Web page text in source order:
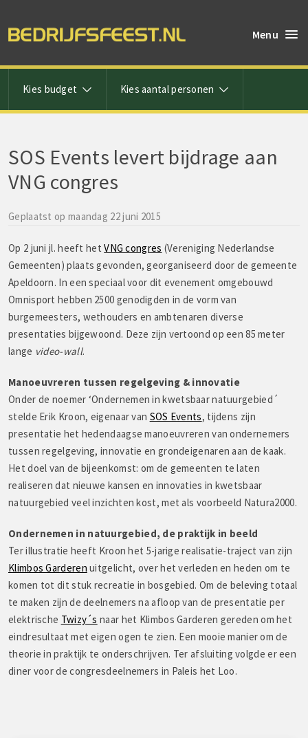
Menu
Kies budget Kies aantal personen
SOS Events levert bijdrage aan
VNG congres
Geplaatst op maandag 22 juni 2015
Op 2 juni jl. heeft hetVNG congres (Vereniging Nederlandse
Gemeenten) plaats gevonden, georganiseerd door de gemeente
Apeldoorn. In een speciaal voor dit evenement omgebouwd
Omnisport hebben 2500 genodigden in de vorm van
burgemeesters, wethouders en ambtenaren diverse
presentaties bijgewoond. Deze zijn vertoond op een 85 meter
lange video-wall.
Manoeuvreren tussen regelgeving & innovatie
Onder de noemer ‘Ondernemen in kwetsbaar natuurgebied´
stelde Erik Kroon, eigenaar van SOS Events, tijdens zijn
presentatie het hedendaagse manoeuvreren van ondernemers
tussen regelgeving, innovatie en grondeigenaren aan de kaak.
Het doel van de bijeenkomst: om de gemeenten te laten
realiseren dat nieuwe kansen en innovaties in kwetsbaar
natuurgebied veel inzichten kost, met als voorbeeld Natura2000.
Ondernemen in natuurgebied, de praktijk in beeld
Ter illustratie heeft Kroon het 5-jarige realisatie-traject van zijn
Klimbos Garderen uitgelicht, over het verleden en heden om te
komen tot dit stuk recreatie in bosgebied. Om de beleving totaal
te maken zijn de deelnemers na afloop van de presentatie per
elektrische Twizy´s naar het Klimbos Garderen gereden om het
eindresultaat met eigen ogen te zien. Een mooie manier om de
theorie in praktijk te onderschrijven. Ter afsluiting volgde er een
diner voor de congresdeelnemers in Paleis het Loo.